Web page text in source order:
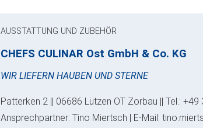
AUSSTATTUNG UND ZUBEHÖR
CHEFS CULINAR Ost GmbH & Co. KG
WIR LIEFERN HAUBEN UND STERNE
Patterken 2 || 06686 Lützen OT Zorbau || Tel.:
Ansprechpartner: Tino Miertsch | E-Mail: